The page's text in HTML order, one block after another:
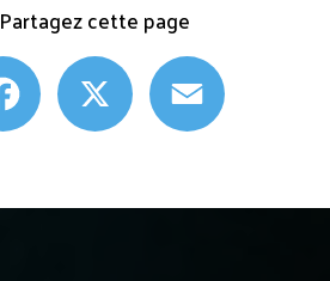
Partagez cette page
Facebook